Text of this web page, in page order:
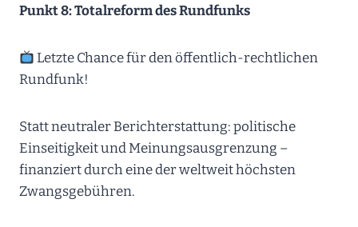
Punkt 8: Totalreform des Rundfunks
Letzte Chance für den öffentlich-rechtlichen
Rundfunk!
Statt neutraler Berichterstattung: politische
Einseitigkeit und Meinungsausgrenzung –
finanziert durch eine der weltweit höchsten
Zwangsgebühren.